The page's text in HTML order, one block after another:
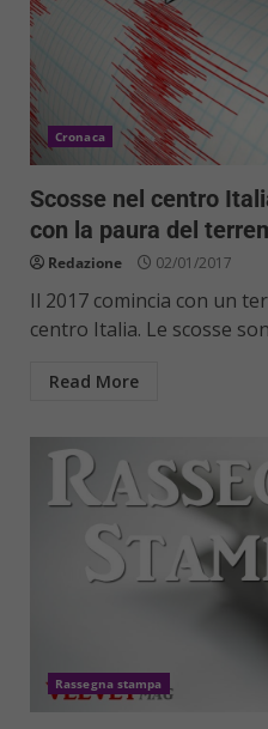
Cronaca
Scosse nel centro
con la paura del
Redazione 02/01/2017
Il 2017 comincia con un
centro Italia. Le scosse
Read More
Rassegna stampa